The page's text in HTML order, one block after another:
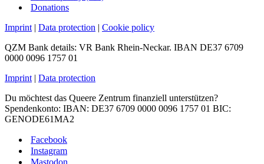
Donations
Imprint | Data protection | Cookie policy
QZM Bank details: VR Bank Rhein-Neckar. IBAN DE37 6709
0000 0096 1757 01
Imprint | Data protection
Du möchtest das Queere Zentrum finanziell unterstützen?
Spendenkonto: IBAN: DE37 6709 0000 0096 1757 01 BIC:
GENODE61MA2
Facebook
Instagram
Mastodon